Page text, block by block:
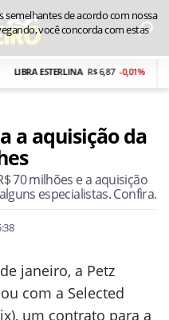
LIBRA ESTERLINA R$ 6,87 -0,01%
a aquisição da
70 milhões e a aquisição
especialistas. Confira.
janeiro, a Petz
com a Selected
um contrato para a
semelhantes de acordo com nossa
você concorda com estas